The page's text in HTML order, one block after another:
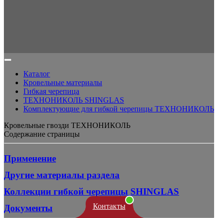
Контакты
Каталог
Кровельные материалы
Гибкая черепица
ТЕХНОНИКОЛЬ SHINGLAS
Комплектующие для гибкой черепицы ТЕХНОНИКОЛЬ
Кровельные гвозди ТЕХНОНИКОЛЬ
Содержание страницы
Применение
Другие материалы раздела
Коллекции гибкой черепицы SHINGLAS
Документы